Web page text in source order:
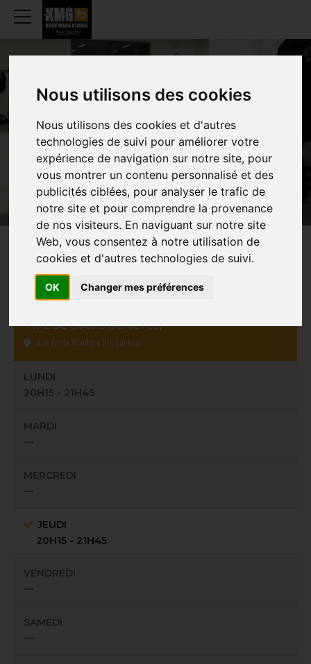
Nous utilisons des cookies
Nous utilisons des cookies et d'autres
technologies de suivi pour améliorer votre
expérience de navigation sur notre site, pour
vous montrer un contenu personnalisé et des
publicités ciblées, pour analyser le trafic de
notre site et pour comprendre la provenance
de nos visiteurs. En naviguant sur notre site
Web, vous consentez à notre utilisation de
cookies et d'autres technologies de suivi.
OK Changer mes préférences
LAEKEN
HORAIRESHEBDOMADAIRE
TYPE DE COURS (ADULTES)
Rue Emile Wauters 50, Laeken
LUNDI
20H15 - 21H45
MARDI
—
MERCREDI
—
JEUDI
20H15 - 21H45
VENDREDI
—
SAMEDI
—